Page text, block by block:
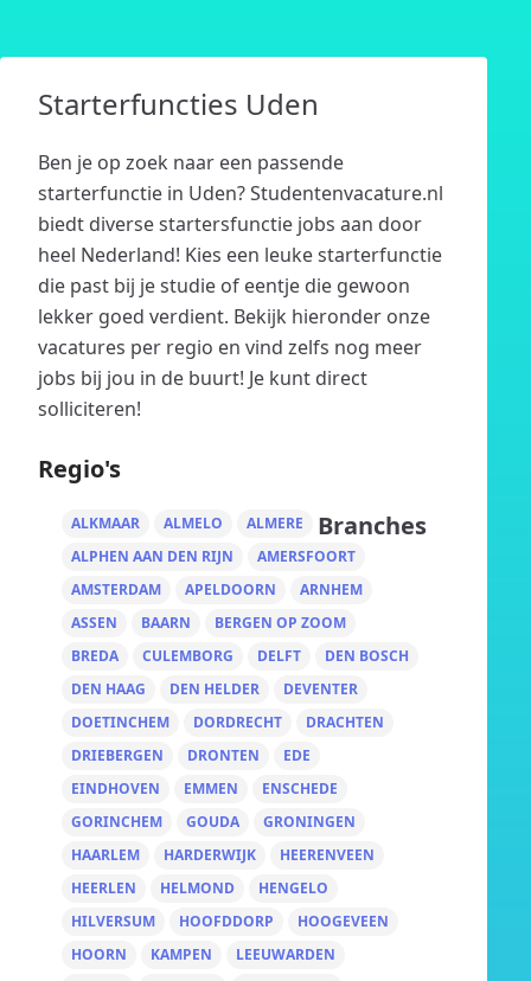
Starterfuncties Uden
Ben je op zoek naar een passende
starterfunctie in Uden? Studentenvacature.nl
biedt diverse startersfunctie jobs aan door
heel Nederland! Kies een leuke starterfunctie
die past bij je studie of eentje die gewoon
lekker goed verdient. Bekijk hieronder onze
vacatures per regio en vind zelfs nog meer
jobs bij jou in de buurt! Je kunt direct
solliciteren!
Regio's
ALKMAAR ALMELO
ALMERE
ALPHEN AAN DEN RIJN
AMERSFOORT
AMSTERDAM
APELDOORN
ARNHEM
ASSEN
BAARN
BERGEN OP ZOOM
BREDA
CULEMBORG DELFT
DEN BOSCH
DEN HAAG
DEN HELDER
DEVENTER
DOETINCHEM
DORDRECHT
DRACHTEN
DRIEBERGEN
DRONTEN
EDE
EINDHOVEN
EMMEN
ENSCHEDE
GORINCHEM
GOUDA
GRONINGEN
HAARLEM
HARDERWIJK
HEERENVEEN
HEERLEN
HELMOND
HENGELO
HILVERSUM
HOOFDDORP
HOOGEVEEN
HOORN
KAMPEN
LEEUWARDEN
Branches